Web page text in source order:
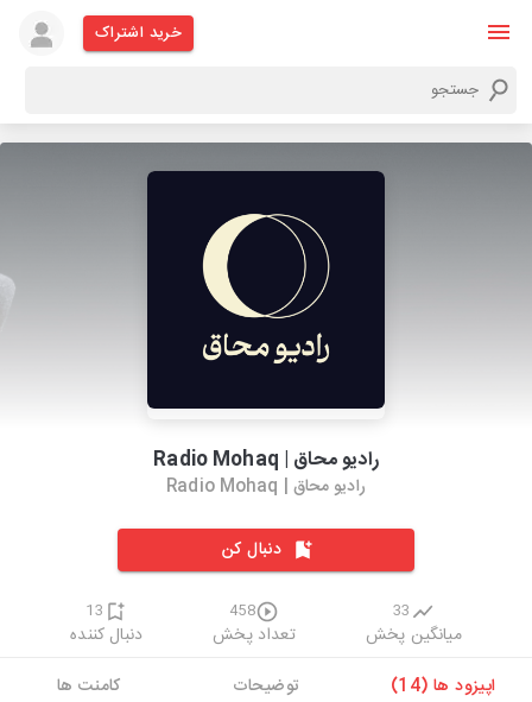
خرید اشتراک
رادیو محاق | Radio Mohaq
رادیو محاق | Radio Mohaq
دنبال کن
33
میانگین پخش
458
تعداد پخش
13
دنبال کننده
اپیزود ها (14)
توضیحات کامنت ها